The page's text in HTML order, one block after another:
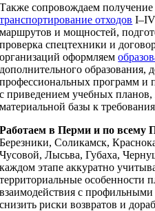
Также сопровождаем
транспортирование отходов
маршрутов и мощностей,
проверка спецтехники и
организаций оформляем
дополнительного образования,
профессиональных программ и
с приведением учебных планов,
материальной базы к
Работаем в Перми и по всему
Березники, Соликамск,
Чусовой, Лысьва, Губаха,
каждом этапе аккуратно
территориальные особенности
взаимодействия с
снизить риски возвратов и